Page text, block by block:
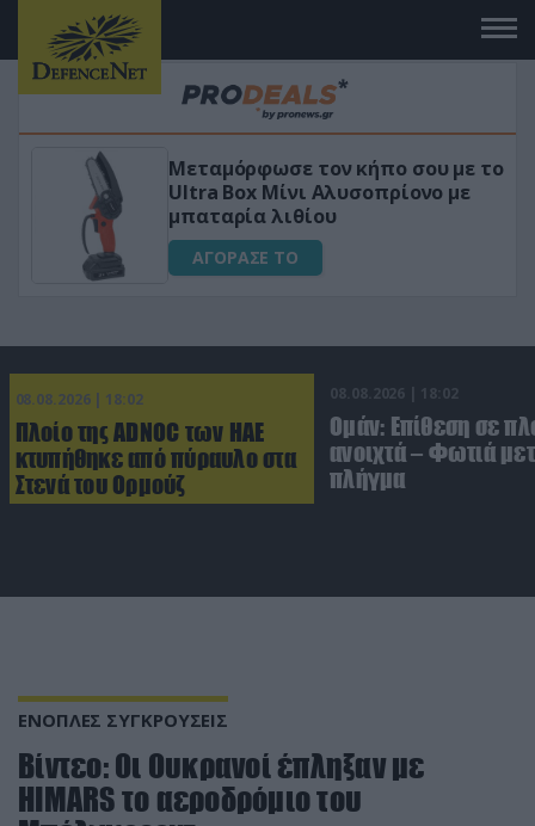
«Μαγική» φόρμουλα τριβόλι + VIP
για αύξηση της λίμπιντο
ΑΓΟΡΑΣΕ ΤΟ
08.08.2026 | 18:02
Πλοίο της ADNOC των ΗΑΕ
κτυπήθηκε από πύραυλο στα
Στενά του Ορμούζ
08.08.2026 | 18:02
Ομάν: Επίθεση σε
ανοιχτά – Φωτιά
πλήγμα
ΕΝΟΠΛΕΣ ΣΥΓΚΡΟΥΣΕΙΣ
Βίντεο: Οι Ουκρανοί έπληξαν με
HIMARS το αεροδρόμιο του